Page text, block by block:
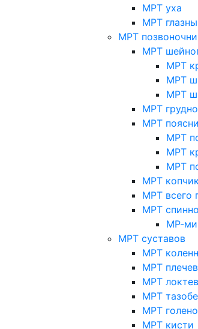
МРТ уха
МРТ
МРТ
МРТ
МРТ
МРТ
МРТ
МРТ
МРТ
МРТ
МРТ
МРТ
МРТ
МРТ всего
МРТ
МР-
МРТ суставов
МРТ
МРТ
МРТ
МРТ
МРТ
МРТ кисти